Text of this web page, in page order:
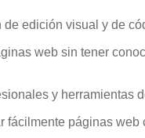
edición visual y de
web sin tener
y herramientas
fácilmente páginas web